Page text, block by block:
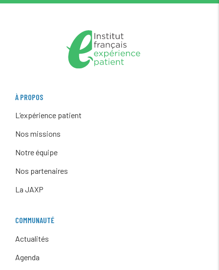
À PROPOS
L’expérience patient
Nos missions
Notre équipe
Nos partenaires
La JAXP
COMMUNAUTÉ
Actualités
Agenda